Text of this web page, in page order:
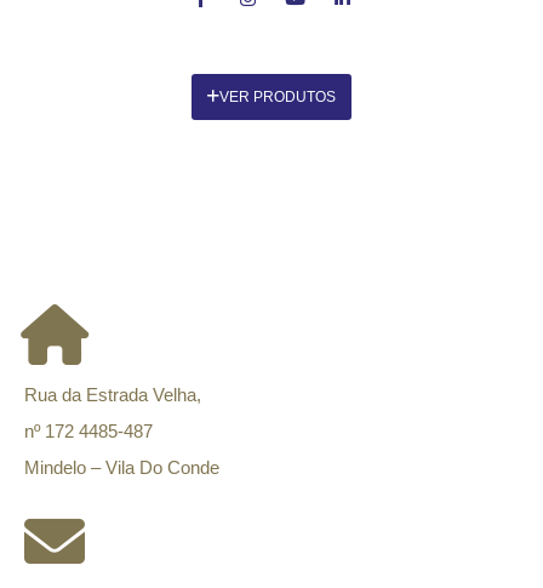
VER PRODUTOS
Rua da Estrada Velha,
nº 172 4485-487
Mindelo – Vila Do Conde